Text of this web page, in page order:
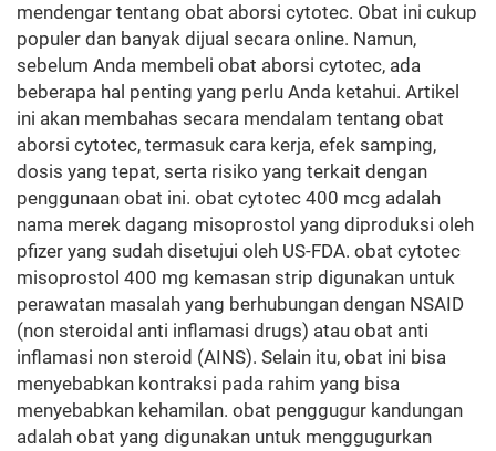
mendengar tentang obat aborsi cytotec. Obat ini cukup
populer dan banyak dijual secara online. Namun,
sebelum Anda membeli obat aborsi cytotec, ada
beberapa hal penting yang perlu Anda ketahui. Artikel
ini akan membahas secara mendalam tentang obat
aborsi cytotec, termasuk cara kerja, efek samping,
dosis yang tepat, serta risiko yang terkait dengan
penggunaan obat ini. obat cytotec 400 mcg adalah
nama merek dagang misoprostol yang diproduksi oleh
pfizer yang sudah disetujui oleh US-FDA. obat cytotec
misoprostol 400 mg kemasan strip digunakan untuk
perawatan masalah yang berhubungan dengan NSAID
(non steroidal anti inflamasi drugs) atau obat anti
inflamasi non steroid (AINS). Selain itu, obat ini bisa
menyebabkan kontraksi pada rahim yang bisa
menyebabkan kehamilan. obat penggugur kandungan
adalah obat yang digunakan untuk menggugurkan